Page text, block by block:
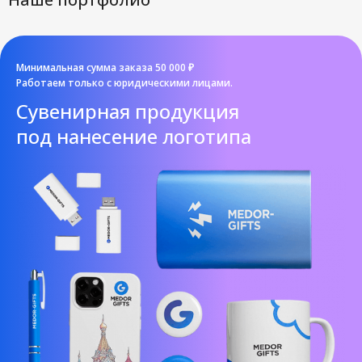
Минимальная сумма заказа 50 000 ₽
Работаем только с юридическими лицами.
Cувенирная продукция
под нанесение логотипа